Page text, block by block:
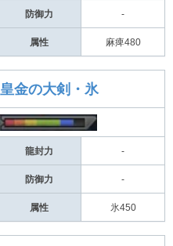
防御力 -
属性 麻痺480
皇金の大剣・氷
龍封力 -
防御力 -
属性 氷450